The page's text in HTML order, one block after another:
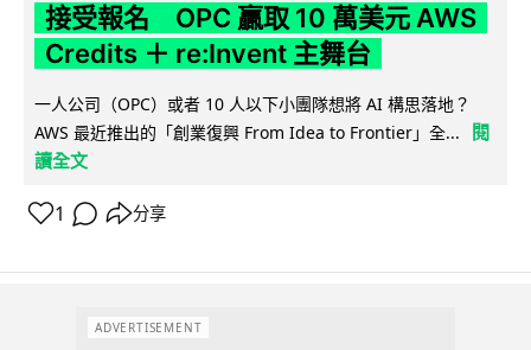
接受報名 OPC 贏取 10 萬美元 AWS
Credits ＋ re:Invent 主舞台
一人公司（OPC）或者 10 人以下小團隊想將 AI 構思落地？
AWS 最近推出的「創業復興 From Idea to Frontier」全...
閱
讀全文
1 分享
ADVERTISEMENT